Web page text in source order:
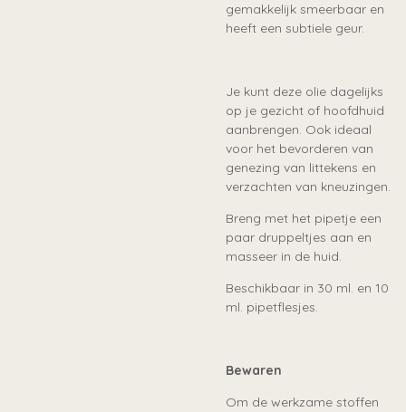
gemakkelijk smeerbaar en
heeft een subtiele geur.
Je kunt deze olie dagelijks
op je gezicht of hoofdhuid
aanbrengen. Ook ideaal
voor het bevorderen van
genezing van littekens en
verzachten van kneuzingen.
Breng met het pipetje een
paar druppeltjes aan en
masseer in de huid.
Beschikbaar in 30 ml. en 10
ml. pipetflesjes.
Bewaren
Om de werkzame stoffen